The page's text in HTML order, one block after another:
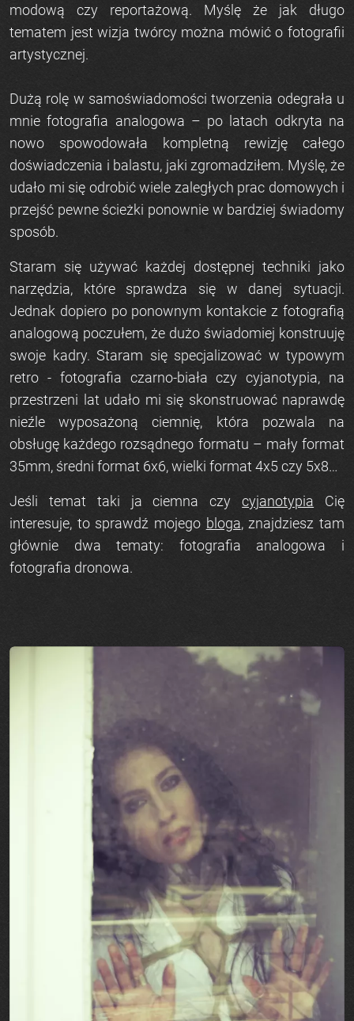
modową czy reportażową. Myślę że jak długo
tematem jest wizja twórcy można mówić o fotografii
artystycznej.
Dużą rolę w samoświadomości tworzenia odegrała u
mniefotografia analogowa – po latach odkryta na
nowo spowodowała kompletną rewizję całego
doświadczenia i balastu, jaki zgromadziłem. Myślę, że
udało mi się odrobić wiele zaległych prac domowych i
przejść pewne ścieżki ponownie w bardziej świadomy
sposób.
Staram się używać każdej dostępnej techniki jako
narzędzia, które sprawdza się w danej sytuacji.
Jednak dopiero po ponownym kontakcie z fotografią
analogową poczułem, że dużo świadomiej konstruuję
swoje kadry. Staram się specjalizować w typowym
retro - fotografia czarno-biała czycyjanotypia, na
przestrzeni lat udało mi się skonstruować naprawdę
nieźle wyposażoną ciemnię, która pozwala na
obsługę każdego rozsądnego formatu – mały format
35mm, średni format 6x6,wielki format 4x5czy 5x8…
Jeśli temat taki jaciemnaczycyjanotypia Cię
interesuje, to sprawdź mojego bloga, znajdziesz tam
głównie dwa tematy: fotografia analogowa i
fotografia dronowa.